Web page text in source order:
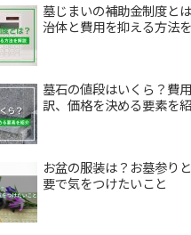
墓じまいの補助金制度と
治体と費用を抑える方法
墓石の値段はいくら？費
訳、価格を決める要素を
お盆の服装は？お墓参り
要で気をつけたいこと